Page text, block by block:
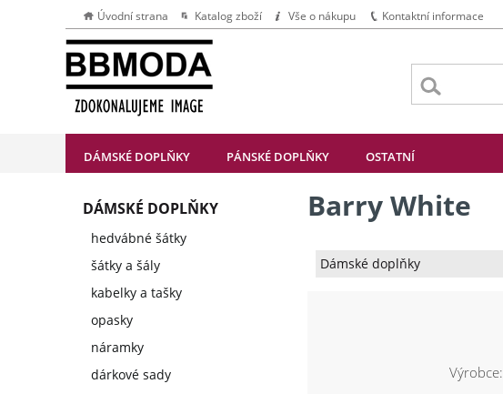
DÁMSKÉ DOPLŇKY PÁNSKÉ DOPLŇKY OSTATNÍ
Úvodní strana Katalog zboží Vše o nákupu Kontaktní informace
Barry White
Dámské doplňky
Výrobce:
DÁMSKÉ DOPLŇKY
hedvábné šátky
šátky a šály
kabelky a tašky
opasky
náramky
dárkové sady